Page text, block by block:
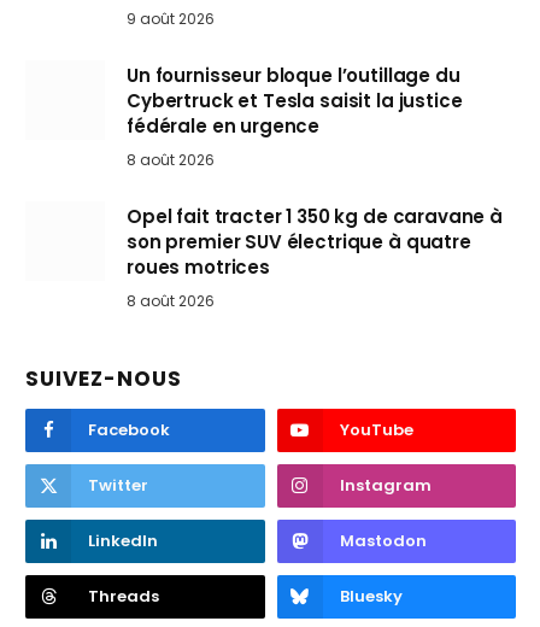
9 août 2026
Un fournisseur bloque l’outillage du
Cybertruck et Tesla saisit la justice
fédérale en urgence
8 août 2026
Opel fait tracter 1 350 kg de caravane à
son premier SUV électrique à quatre
roues motrices
8 août 2026
SUIVEZ-NOUS
Facebook YouTube
Twitter Instagram
LinkedIn Mastodon
Threads Bluesky